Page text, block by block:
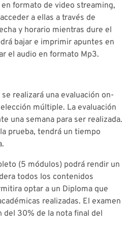
formato de video streaming,
a ellas a través de
y horario mientras dure el
bajar e imprimir apuntes en
el audio en formato Mp3.
realizará una evaluación on-
múltiple. La evaluación
una semana para ser realizada.
prueba, tendrá un tiempo
(5 módulos) podrá rendir un
todos los contenidos
optar a un Diploma que
realizadas. El examen
del 30% de la nota final del